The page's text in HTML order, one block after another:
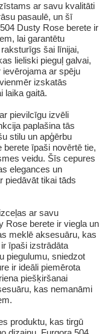
ar savu kvalitāti
pasaulē, un šī
Dusty Rose berete ir
lai garantētu
šai līnijai,
lieliski pieguļ galvai,
ar spēju
izskatās
laika gaitā.
pievilcīgu izvēli
paplašina tās
stilu un apģērbu
īpaši novērtē tie,
veidu. Šīs cepures
elegances un
piedāvāt tikai tāds
ar savu
Rose berete ir viegla un
meklē aksesuāru, kas
īpaši izstrādāta
piegulumu, sniedzot
ir ideāli piemērota
piešķiršanai
kas nemanāmi
produktu, kas tirgū